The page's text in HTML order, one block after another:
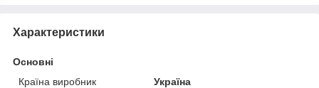
Характеристики
Основні
Країна виробник
Україна